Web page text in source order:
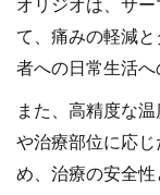
オリジオは、サ
て、痛みの軽減
者への日常生活へ
また、高精度な
や治療部位に応
め、治療の安全性